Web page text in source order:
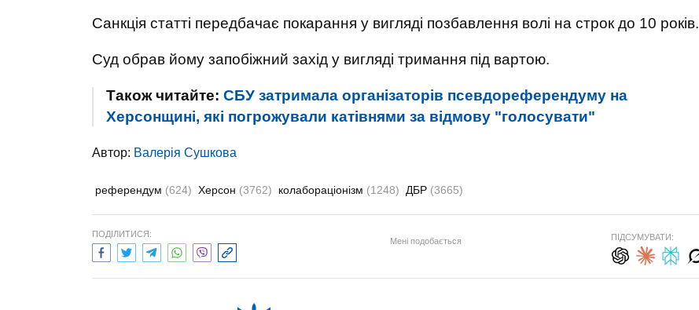
Санкція статті передбачає покарання у вигляді позбавлення волі на строк до 10 років.
Суд обрав йому запобіжний захід у вигляді тримання під вартою.
Також читайте: СБУ затримала організаторів псевдореферендуму на
Херсонщині, які погрожували катівнями за відмову "голосувати"
Автор: Валерiя Сушкова
референдум (624) Херсон (3762) колабораціонізм (1248) ДБР (3665)
ПОДІЛИТИСЯ:
Мені подобається ПІДСУМУВАТИ: